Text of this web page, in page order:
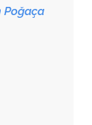
Poğaça